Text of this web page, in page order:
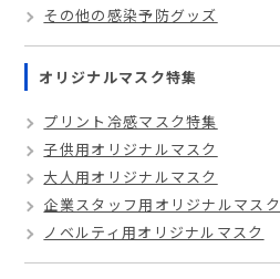
その他の感染予防グッズ
オリジナルマスク特集
プリント冷感マスク特集
子供用オリジナルマスク
大人用オリジナルマスク
企業スタッフ用オリジナルマスク
ノベルティ用オリジナルマスク